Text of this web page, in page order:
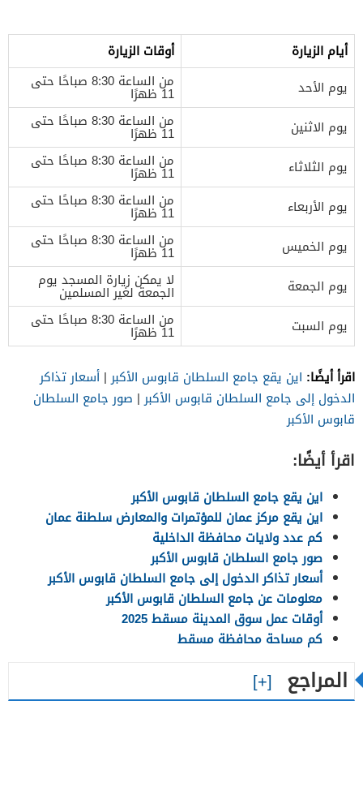
أيام الزيارة
أوقات الزيارة
يوم الأحد
من الساعة 8:30 صباحًا حتى
11 ظهرًا
يوم الاثنين
من الساعة 8:30 صباحًا حتى
11 ظهرًا
يوم الثلاثاء
من الساعة 8:30 صباحًا حتى
11 ظهرًا
يوم الأربعاء
من الساعة 8:30 صباحًا حتى
11 ظهرًا
يوم الخميس
من الساعة 8:30 صباحًا حتى
11 ظهرًا
يوم الجمعة
لا يمكن زيارة المسجد يوم
الجمعة لغير المسلمين
يوم السبت
من الساعة 8:30 صباحًا حتى
11 ظهرًا
اقرأ أيضًا: اين يقع جامع السلطان قابوس الأكبر| أسعار تذاكر
الدخول إلى جامع السلطان قابوس الأكبر| صور جامع السلطان
قابوس الأكبر
اقرأ أيضًا:
اين يقع جامع السلطان قابوس الأكبر
اين يقع مركز عمان للمؤتمرات والمعارض سلطنة عمان
كم عدد ولايات محافظة الداخلية
صور جامع السلطان قابوس الأكبر
أسعار تذاكر الدخول إلى جامع السلطان قابوس الأكبر
معلومات عن جامع السلطان قابوس الأكبر
أوقات عمل سوق المدينة مسقط 2025
كم مساحة محافظة مسقط
المراجع